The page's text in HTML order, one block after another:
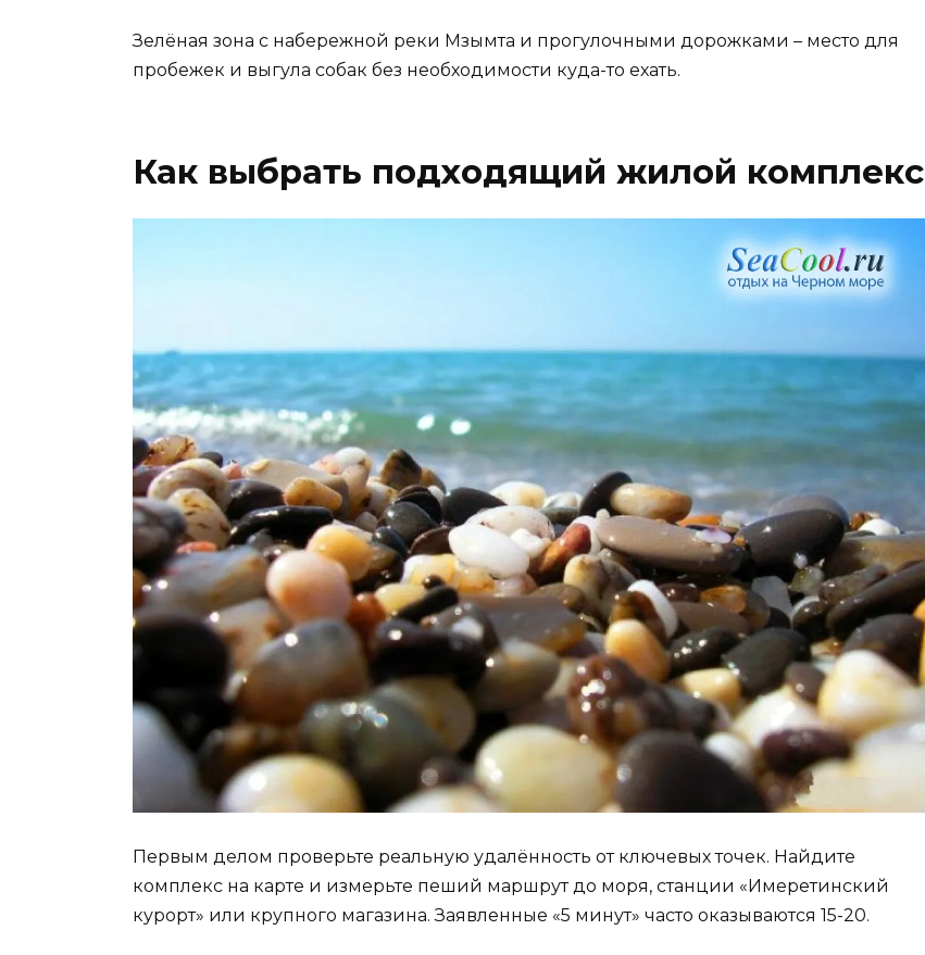
Зелёная зона с набережной реки Мзымта и прогулочными дорожками – место для
пробежек и выгула собак без необходимости куда-то ехать.
Как выбрать подходящий жилой комплекс
Первым делом проверьте реальную удалённость от ключевых точек. Найдите
комплекс на карте и измерьте пеший маршрут до моря, станции «Имеретинский
курорт» или крупного магазина. Заявленные «5 минут» часто оказываются 15-20.